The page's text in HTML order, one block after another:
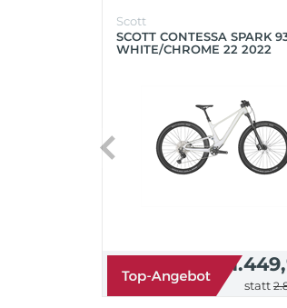
Scott
SCOTT CONTESSA SPARK
WHITE/CHROME 22 2022
1.449,
statt